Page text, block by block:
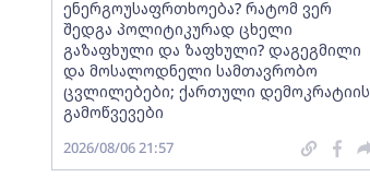
ენერგოუსაფრთხოება? რატომ ვერ
შედგა პოლიტიკურად ცხელი
გაზაფხული და ზაფხული? დაგეგმილი
და მოსალოდნელი სამთავრობო
ცვლილებები; ქართული დემოკრატიის
გამოწვევები
2026/08/06 21:57